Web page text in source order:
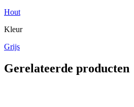
Hout
Kleur
Grijs
Gerelateerde producten